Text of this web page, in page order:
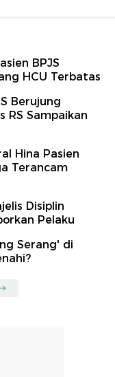
BPJS
HCU Terbatas
Berujung
RS Sampaikan
Hina Pasien
Terancam
Disiplin
Pelaku
Serang' di